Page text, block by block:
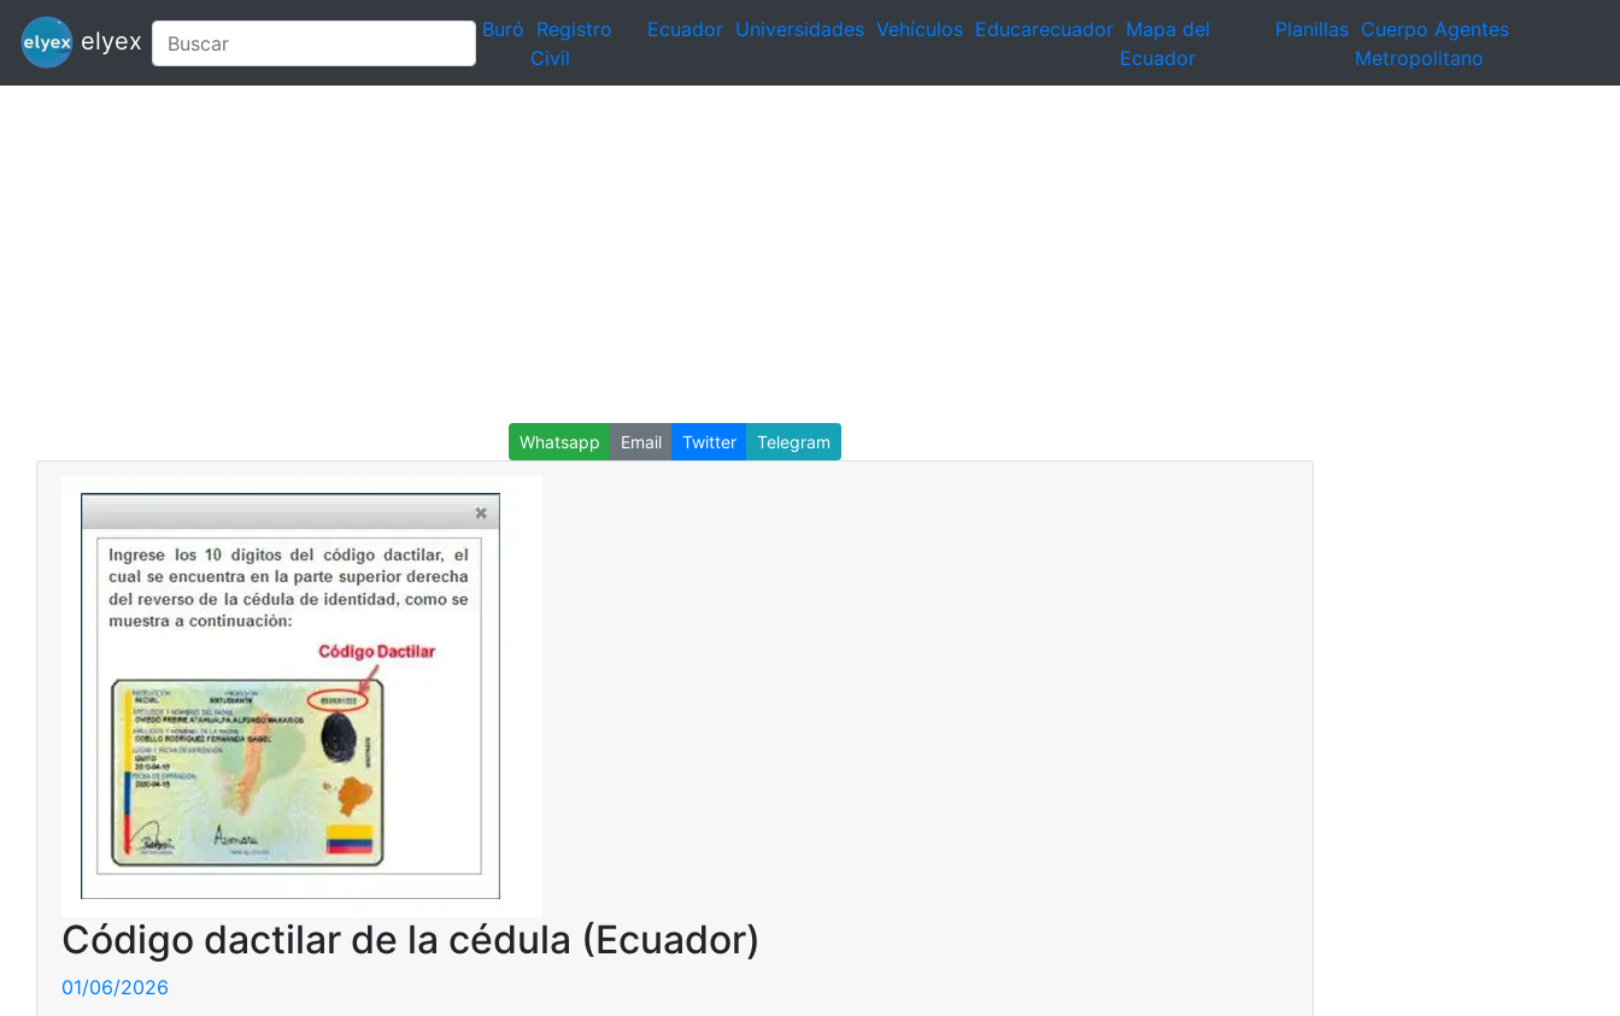
elyex Buró Registro
Civil
Ecuador Universidades Vehículos Educarecuador Mapa del
Ecuador
Planillas Cuerpo Agentes
Metropolitano
Whatsapp Email Twitter Telegram
Código dactilar de la cédula (Ecuador)
01/06/2026